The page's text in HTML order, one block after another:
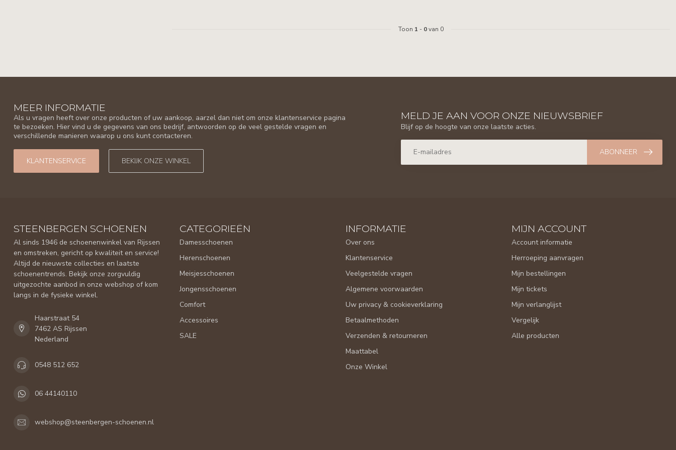
Toon 1 - 0van 0
MEER INFORMATIE
Als u vragen heeft over onze producten of uw aankoop, aarzel dan niet om onze klantenservice pagina
te bezoeken. Hier vind u de gegevens van ons bedrijf, antwoorden op de veel gestelde vragen en
verschillende manieren waarop u ons kunt contacteren.
KLANTENSERVICE BEKIJK ONZE WINKEL
MELD JE AAN VOOR ONZE NIEUWSBRIEF
Blijf op de hoogte van onze laatste acties.
ABONNEER
STEENBERGEN SCHOENEN
Al sinds 1946 de schoenenwinkel van Rijssen
en omstreken, gericht op kwaliteit en service!
Altijd de nieuwste collecties en laatste
schoenentrends. Bekijk onze zorgvuldig
uitgezochte aanbod in onze webshop of kom
langs in de fysieke winkel.
Haarstraat 54
7462 AS Rijssen
Nederland
0548 512 652
06 44140110
webshop@steenbergen-schoenen.nl
CATEGORIEËN
Damesschoenen
Herenschoenen
Meisjesschoenen
Jongensschoenen
Comfort
Accessoires
SALE
INFORMATIE
Over ons
Klantenservice
Veelgestelde vragen
Algemene voorwaarden
Uw privacy & cookieverklaring
Betaalmethoden
Verzenden & retourneren
Maattabel
Onze Winkel
MIJN ACCOUNT
Account informatie
Herroeping aanvragen
Mijn bestellingen
Mijn tickets
Mijn verlanglijst
Vergelijk
Alle producten